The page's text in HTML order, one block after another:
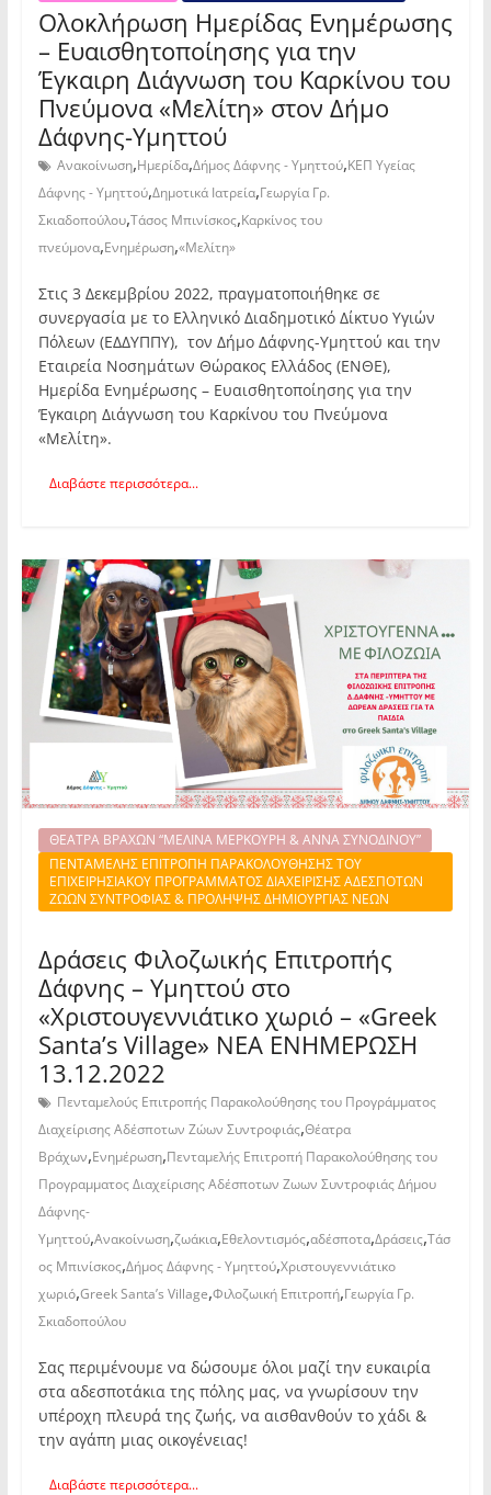
Ολοκλήρωση Ημερίδας Ενημέρωσης
– Ευαισθητοποίησης για την
Έγκαιρη Διάγνωση του Καρκίνου του
Πνεύμονα «Μελίτη» στον Δήμο
Δάφνης-Υμηττού
Ανακοίνωση,Ημερίδα,Δήμος Δάφνης - Υμηττού,ΚΕΠ Υγείας
Δάφνης - Υμηττού,Δημοτικά Ιατρεία,Γεωργία Γρ.
Σκιαδοπούλου,Τάσος Μπινίσκος,Καρκίνος του
πνεύμονα,Ενημέρωση,«Μελίτη»
Στις 3 Δεκεμβρίου 2022, πραγματοποιήθηκε σε
συνεργασία με το Ελληνικό Διαδημοτικό Δίκτυο Υγιών
Πόλεων (ΕΔΔΥΠΠΥ), τον Δήμο Δάφνης-Υμηττού και την
Εταιρεία Νοσημάτων Θώρακος Ελλάδος (ΕΝΘΕ),
Ημερίδα Ενημέρωσης – Ευαισθητοποίησης για την
Έγκαιρη Διάγνωση του Καρκίνου του Πνεύμονα
«Μελίτη».
Διαβάστε περισσότερα...
ΘΕΑΤΡΑ ΒΡΑΧΩΝ “ΜΕΛΙΝΑ ΜΕΡΚΟΥΡΗ & ΑΝΝΑ ΣΥΝΟΔΙΝΟΥ”
ΠΕΝΤΑΜΕΛΗΣ ΕΠΙΤΡΟΠΗ ΠΑΡΑΚΟΛΟΥΘΗΣΗΣ ΤΟΥ
ΕΠΙΧΕΙΡΗΣΙΑΚΟΥ ΠΡΟΓΡΑΜΜΑΤΟΣ ΔΙΑΧΕΙΡΙΣΗΣ ΑΔΕΣΠΟΤΩΝ
ΖΩΩΝ ΣΥΝΤΡΟΦΙΑΣ & ΠΡΟΛΗΨΗΣ ΔΗΜΙΟΥΡΓΙΑΣ ΝΕΩΝ
Δράσεις Φιλοζωικής Επιτροπής
Δάφνης – Υμηττού στο
«Χριστουγεννιάτικο χωριό – «Greek
Santa’s Village» ΝΕΑ ΕΝΗΜΕΡΩΣΗ
13.12.2022
Πενταμελούς Επιτροπής Παρακολούθησης του Προγράμματος
Διαχείρισης Αδέσποτων Ζώων Συντροφιάς,Θέατρα
Βράχων,Ενημέρωση,Πενταμελής Επιτροπή Παρακολούθησης του
Προγραμματος Διαχείρισης Αδέσποτων Ζωων Συντροφιάς Δήμου
Δάφνης-
Υμηττού,Ανακοίνωση,ζωάκια,Εθελοντισμός,αδέσποτα,Δράσεις,Τάσ
ος Μπινίσκος,Δήμος Δάφνης - Υμηττού,Χριστουγεννιάτικο
χωριό,Greek Santa’s Village,Φιλοζωική Επιτροπή,Γεωργία Γρ.
Σκιαδοπούλου
Σας περιμένουμε να δώσουμε όλοι μαζί την ευκαιρία
στα αδεσποτάκια της πόλης μας, να γνωρίσουν την
υπέροχη πλευρά της ζωής, να αισθανθούν το χάδι &
την αγάπη μιας οικογένειας!
Διαβάστε περισσότερα...